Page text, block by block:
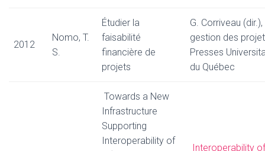
2012
Nomo, T.
S.
Étudier la
faisabilité
financière de
projets
G. Corriveau (dir.),
gestion des
Presses
du Québec
Towards a New
Infrastructure
Supporting
Interoperability of
Interoperability of